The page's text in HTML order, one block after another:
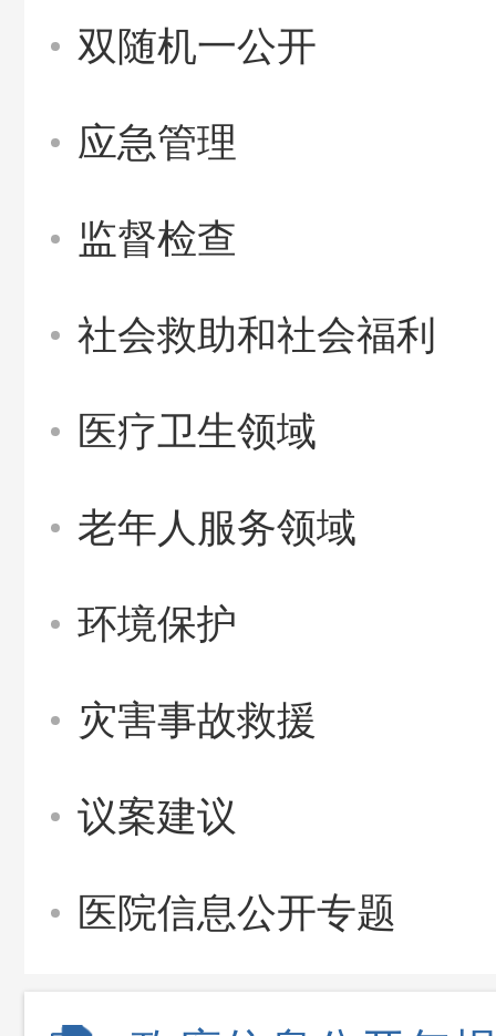
双随机一公开
应急管理
监督检查
社会救助和社会福利
医疗卫生领域
老年人服务领域
环境保护
灾害事故救援
议案建议
医院信息公开专题